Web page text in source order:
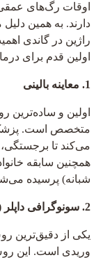
اوقات رگ‌های
دارند. به همین
راژین در گاندی
اولین قدم برای
1. معاینه بالینی
اولین و
متخصص است. پزشک
می‌کند تا برجستگی،
همچنین سابقه
شبانه) پرسیده
2. سونوگرافی داپلر (Doppler Ultrasound)
یکی از دقیق‌ترین
وریدی است. این